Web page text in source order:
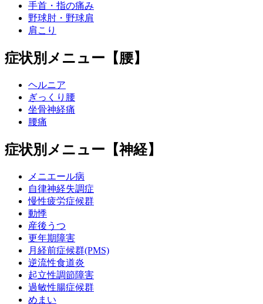
手首・指の痛み
野球肘・野球肩
肩こり
症状別メニュー【腰】
ヘルニア
ぎっくり腰
坐骨神経痛
腰痛
症状別メニュー【神経】
メニエール病
自律神経失調症
慢性疲労症候群
動悸
産後うつ
更年期障害
月経前症候群(PMS)
逆流性食道炎
起立性調節障害
過敏性腸症候群
めまい